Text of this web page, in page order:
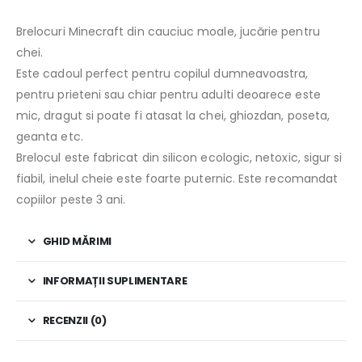
Brelocuri Minecraft din cauciuc moale, jucărie pentru
chei.
Este cadoul perfect pentru copilul dumneavoastra,
pentru prieteni sau chiar pentru adulti deoarece este
mic, dragut si poate fi atasat la chei, ghiozdan, poseta,
geanta etc.
Brelocul este fabricat din silicon ecologic, netoxic, sigur si
fiabil, inelul cheie este foarte puternic. Este recomandat
copiilor peste 3 ani.
GHID MĂRIMI
INFORMAȚII SUPLIMENTARE
RECENZII (0)